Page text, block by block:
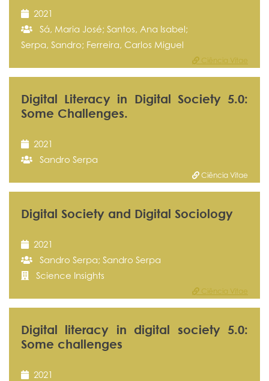
2021
Sá, Maria José; Santos, Ana Isabel;
Serpa, Sandro; Ferreira, Carlos Miguel
Ciência Vitae
Digital Literacy in Digital Society 5.0:
Some Challenges.
2021
Sandro Serpa
Ciência Vitae
Digital Society and Digital Sociology
2021
Sandro Serpa; Sandro Serpa
Science Insights
Ciência Vitae
Digital literacy in digital society 5.0:
Some challenges
2021